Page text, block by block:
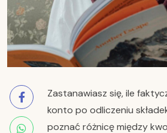
Zastanawiasz się, ile
konto po odliczeniu
poznać różnicę między